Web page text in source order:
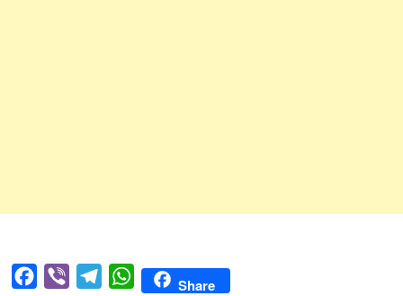
Facebook
Viber TelegramWhatsAppShare